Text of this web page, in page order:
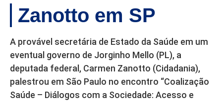
Zanotto em SP
A provável secretária de Estado da Saúde em um
eventual governo de Jorginho Mello (PL), a
deputada federal, Carmen Zanotto (Cidadania),
palestrou em São Paulo no encontro “Coalização
Saúde – Diálogos com a Sociedade: Acesso e